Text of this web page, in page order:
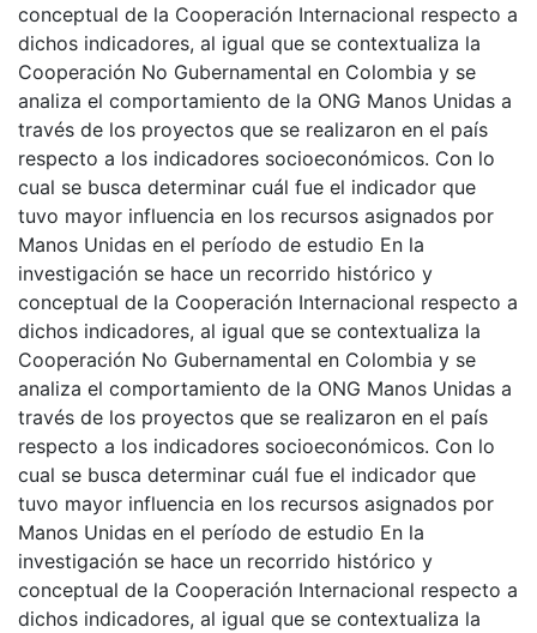
conceptual de la Cooperación Internacional respecto a
dichos indicadores, al igual que se contextualiza la
Cooperación No Gubernamental en Colombia y se
analiza el comportamiento de la ONG Manos Unidas a
través de los proyectos que se realizaron en el país
respecto a los indicadores socioeconómicos. Con lo
cual se busca determinar cuál fue el indicador que
tuvo mayor influencia en los recursos asignados por
Manos Unidas en el período de estudio En la
investigación se hace un recorrido histórico y
conceptual de la Cooperación Internacional respecto a
dichos indicadores, al igual que se contextualiza la
Cooperación No Gubernamental en Colombia y se
analiza el comportamiento de la ONG Manos Unidas a
través de los proyectos que se realizaron en el país
respecto a los indicadores socioeconómicos. Con lo
cual se busca determinar cuál fue el indicador que
tuvo mayor influencia en los recursos asignados por
Manos Unidas en el período de estudio En la
investigación se hace un recorrido histórico y
conceptual de la Cooperación Internacional respecto a
dichos indicadores, al igual que se contextualiza la